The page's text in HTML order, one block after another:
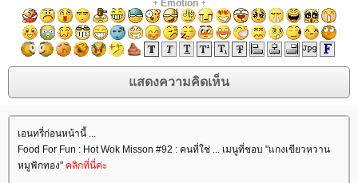
+ Emotion+
เอนทรี่ก่อนหน้านี้ ...
Food For Fun : Hot Wok Misson #92 : คนที่ใช่ ... เมนูที่ชอบ "แกงเขียวหวาน
หมูฟักทอง" คลิกที่นี่ค่ะ